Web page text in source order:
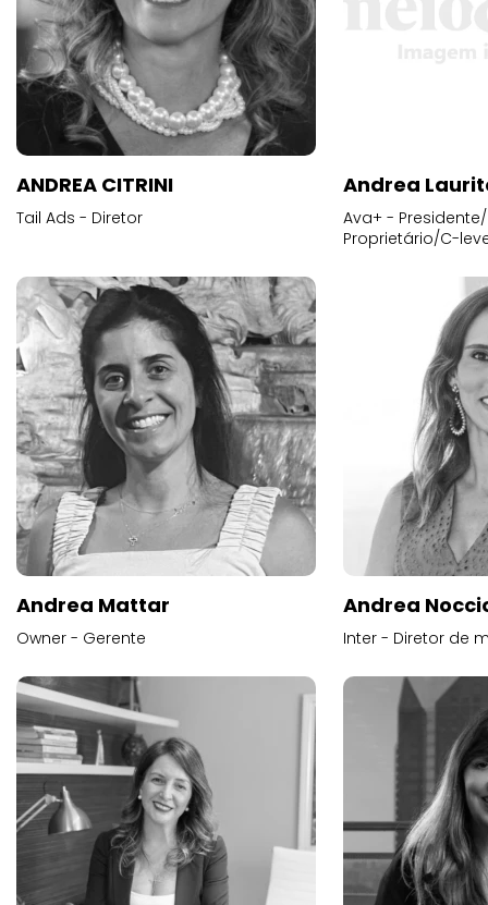
ANDREA CITRINI
Tail Ads - Diretor
Andrea
Ava+ -
Proprietário/C-
Andrea Mattar
Owner - Gerente
Andrea
Inter - Diretor de